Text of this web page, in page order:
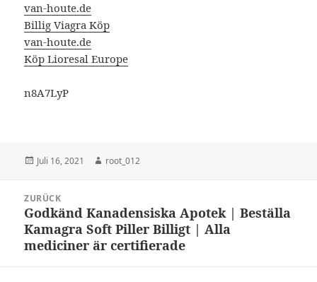
van-houte.de
Billig Viagra Köp
van-houte.de
Köp Lioresal Europe
n8A7LyP
Veröffentlicht
Juli 16, 2021 Autor
root_012
ZURÜCK
Vorheriger
Beitrag:
Godkänd Kanadensiska Apotek | Beställa
Kamagra Soft Piller Billigt | Alla
mediciner är certifierade